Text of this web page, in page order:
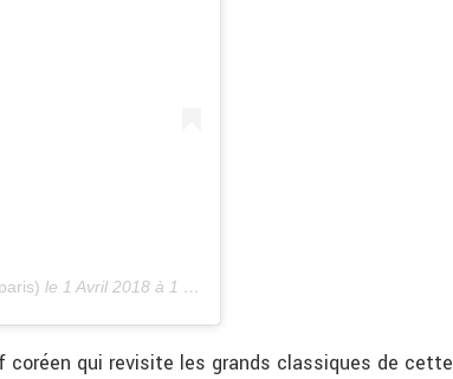
le 1 Avril 2018 à 1 :37 PDT
qui revisite les grands classiques de cette